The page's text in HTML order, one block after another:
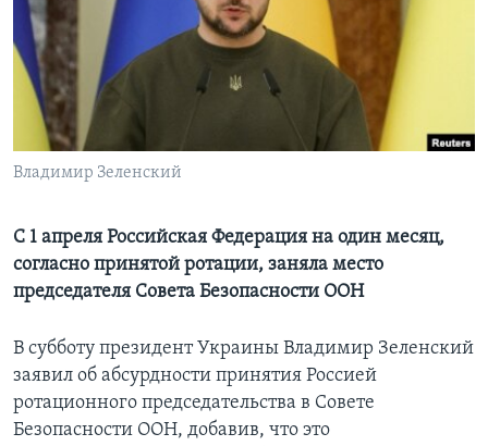
Learning English
СОЦИАЛЬНЫЕ СЕТИ
Владимир Зеленский
С 1 апреля Российская Федерация на один месяц,
согласно принятой ротации, заняла место
председателя Совета Безопасности ООН
В субботу президент Украины Владимир Зеленский
заявил об абсурдности принятия Россией
ротационного председательства в Совете
Безопасности ООН, добавив, что это